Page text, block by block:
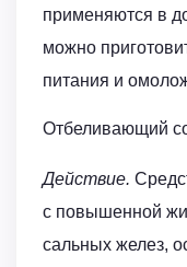
применяются в
можно
питания и
Отбеливающий
Действие.
с повышенной
сальных желез,